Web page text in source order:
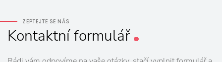
ZEPTEJTE SE NÁS
Kontaktníformulář